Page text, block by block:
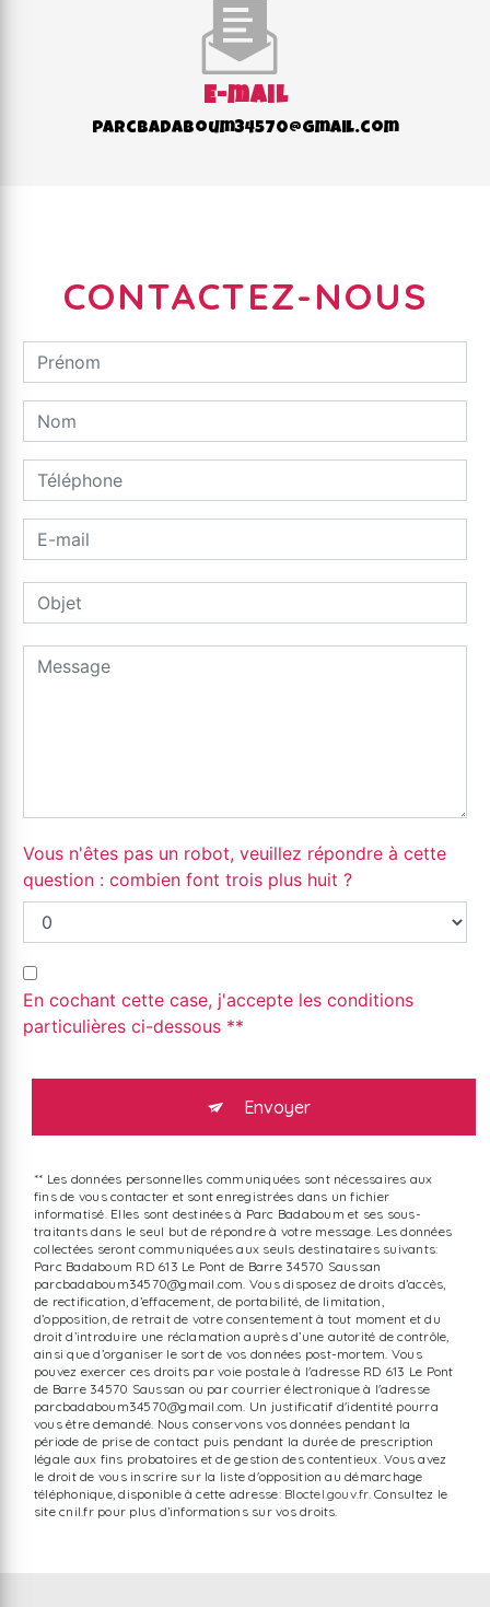
E-mail
parcbadaboum34570@gmail.com
CONTACTEZ-NOUS
Vous n'êtes pas un robot, veuillez répondre à cette
question : combien font trois plus huit ?
En cochant cette case, j'accepte les conditions
particulières ci-dessous **
Envoyer
** Les données personnelles communiquées sont nécessaires aux
fins de vous contacter et sont enregistrées dans un fichier
informatisé. Elles sont destinées à Parc Badaboum et ses sous-
traitants dans le seul but de répondre à votre message. Les données
collectées seront communiquées aux seuls destinataires suivants:
Parc Badaboum RD 613 Le Pont de Barre 34570 Saussan
parcbadaboum34570@gmail.com. Vous disposez de droits d’accès,
de rectification, d’effacement, de portabilité, de limitation,
d’opposition, de retrait de votre consentement à tout moment et du
droit d’introduire une réclamation auprès d’une autorité de contrôle,
ainsi que d’organiser le sort de vos données post-mortem. Vous
pouvez exercer ces droits par voie postale à l'adresse RD 613 Le Pont
de Barre 34570 Saussan ou par courrier électronique à l'adresse
parcbadaboum34570@gmail.com. Un justificatif d'identité pourra
vous être demandé. Nous conservons vos données pendant la
période de prise de contact puis pendant la durée de prescription
légale aux fins probatoires et de gestion des contentieux. Vous avez
le droit de vous inscrire sur la liste d'opposition au démarchage
téléphonique, disponible à cette adresse: Bloctel.gouv.fr. Consultez le
site cnil.fr pour plus d’informations sur vos droits.